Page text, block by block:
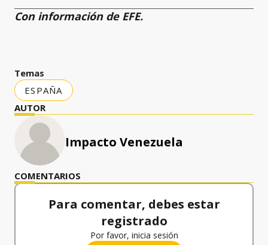
Con información de EFE.
Temas
ESPAÑA
AUTOR
Impacto Venezuela
COMENTARIOS
Para comentar, debes estar
registrado
Por favor, inicia sesión